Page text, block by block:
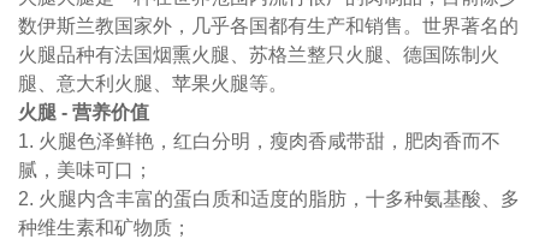
数伊斯兰教国家外，几乎各国都有生产和销售。世界著名的
火腿品种有法国烟熏火腿、苏格兰整只火腿、德国陈制火
腿、意大利火腿、苹果火腿等。
火腿 - 营养价值
1. 火腿色泽鲜艳，红白分明，瘦肉香咸带甜，肥肉香而不
腻，美味可口；
2. 火腿内含丰富的蛋白质和适度的脂肪，十多种氨基酸、多
种维生素和矿物质；